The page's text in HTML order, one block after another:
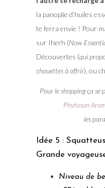
la panoplie d’huiles
te ferra envie ! Pour
sur Iherh (Now
Découvertes (qui
chouettes à offrir), ou
Pour le shopping ça se
Phytosun
les
Idée 5 :
Grande
Niveau de